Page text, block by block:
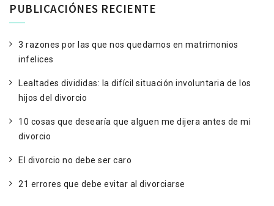
PUBLICACIÓNES RECIENTE
3 razones por las que nos quedamos en matrimonios
infelices
Lealtades divididas: la difícil situación involuntaria de los
hijos del divorcio
10 cosas que desearía que alguen me dijera antes de mi
divorcio
El divorcio no debe ser caro
21 errores que debe evitar al divorciarse